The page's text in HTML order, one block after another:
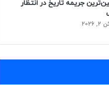
جریمه تاریخ در انتظار